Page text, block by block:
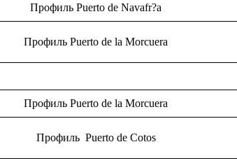
Профиль Puerto de Navafr?a
Профиль Puerto de la Morcuera
Профиль Puerto de la Morcuera
Профиль Puerto de Cotos